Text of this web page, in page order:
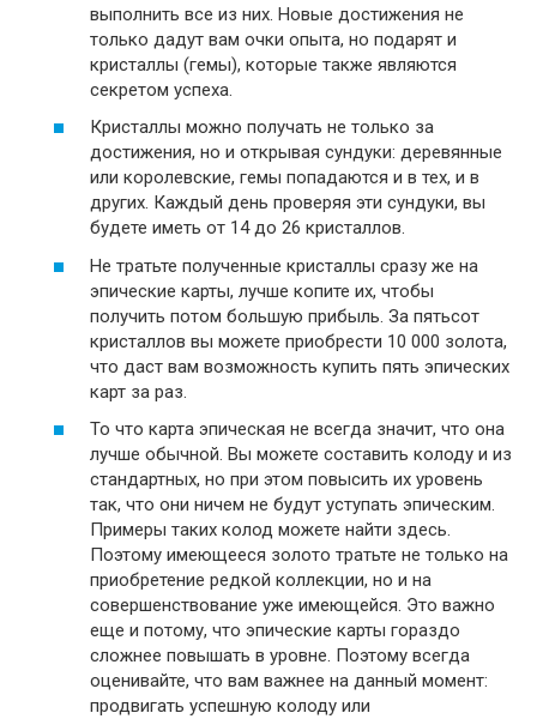
выполнить все из них. Новые достижения не
только дадут вам очки опыта, но подарят и
кристаллы (гемы), которые также являются
секретом успеха.
Кристаллы можно получать не только за
достижения, но и открывая сундуки: деревянные
или королевские, гемы попадаются и в тех, и в
других. Каждый день проверяя эти сундуки, вы
будете иметь от 14 до 26 кристаллов.
Не тратьте полученные кристаллы сразу же на
эпические карты, лучше копите их, чтобы
получить потом большую прибыль. За пятьсот
кристаллов вы можете приобрести 10 000 золота,
что даст вам возможность купить пять эпических
карт за раз.
То что карта эпическая не всегда значит, что она
лучше обычной. Вы можете составить колоду и из
стандартных, но при этом повысить их уровень
так, что они ничем не будут уступать эпическим.
Примеры таких колод можете найти здесь.
Поэтому имеющееся золото тратьте не только на
приобретение редкой коллекции, но и на
совершенствование уже имеющейся. Это важно
еще и потому, что эпические карты гораздо
сложнее повышать в уровне. Поэтому всегда
оценивайте, что вам важнее на данный момент:
продвигать успешную колоду или